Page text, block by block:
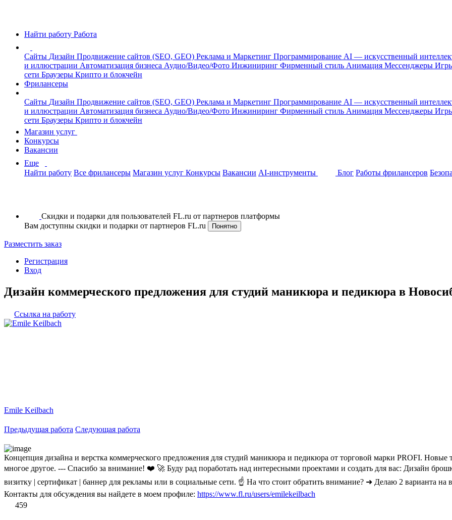
Найти работу Работа
Сайты Дизайн Продвижение сайтов (SEO, GEO) Реклама и Маркетинг Программирование AI — искусственный
и иллюстрации Автоматизация бизнеса Аудио/Видео/Фото Инжиниринг Фирменный стиль Анимация Мессенджеры
сети Браузеры Крипто и блокчейн
Фрилансеры
Сайты Дизайн Продвижение сайтов (SEO, GEO) Реклама и Маркетинг Программирование AI — искусственный
и иллюстрации Автоматизация бизнеса Аудио/Видео/Фото Инжиниринг Фирменный стиль Анимация Мессенджеры
сети Браузеры Крипто и блокчейн
Магазин услуг
Конкурсы
Вакансии
Еще
Найти работу Все фрилансеры Магазин услуг Конкурсы Вакансии AI-инструменты Блог Работы фрилансеров
Скидки и подарки для пользователей FL.ru от партнеров платформы
Вам доступны скидки и подарки от партнеров FL.ru
Понятно
Разместить заказ
Регистрация
Вход
Дизайн коммерческого предложения для студий маникюра и педикюра в
Ссылка на работу
Emile Keilbach
Предыдущая работа Следующая работа
Концепция дизайна и верстка коммерческого предложения для студий маникюра и педикюра от торговой марки PROFI. Новые
многое другое. --- Спасибо за внимание! ❤️ 🚀 Буду рад поработать над интересными проектами и создать для вас: Дизайн
визитку | сертификат | баннер для рекламы или в социальные сети. ☝ На что стоит обратить внимание? ➜ Делаю 2 варианта
Контакты для обсуждения вы найдете в моем профиле: https://www.fl.ru/users/emilekeilbach
459